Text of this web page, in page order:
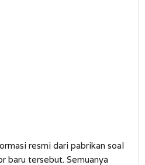
resmi dari pabrikan soal
baru tersebut. Semuanya